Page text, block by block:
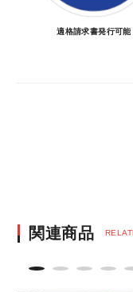
・ご注文後に
車に合うこ
決済後の正式
て
・決済後の
適格請求書発行可能
関連商品